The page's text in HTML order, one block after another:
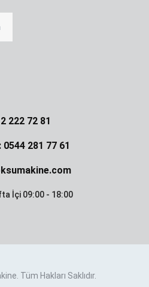
222 72 81
281 77 61
İçi 09:00 - 18:00